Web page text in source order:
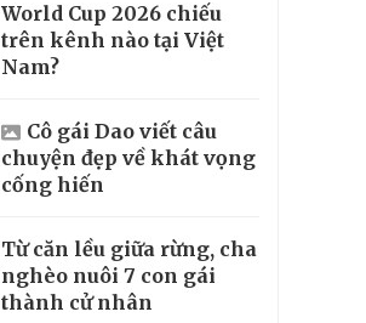
World Cup 2026 chiếu
trên kênh nào tại Việt
Nam?
Cô gái Dao viết câu
chuyện đẹp về khát vọng
cống hiến
Từ căn lều giữa rừng, cha
nghèo nuôi 7 con gái
thành cử nhân